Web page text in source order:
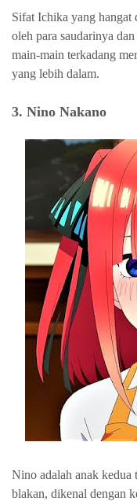
Sifat Ichika yang hangat
oleh para saudarinya
main-main terkadang
yang lebih dalam.
3. Nino Nakano
Nino adalah anak kedua
blakan, dikenal dengan